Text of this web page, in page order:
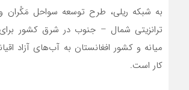
به شبکه ریلی، طرح توسعه سواحل مَکُران و
ترانزیتی شمال – جنوب در شرق کشور
میانه و کشور افغانستان به آب‌های آزاد
کار است.